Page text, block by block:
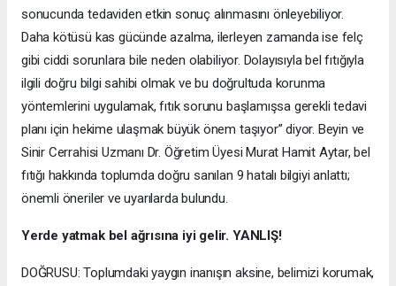
sonucunda tedaviden etkin sonuç alınmasını önleyebiliyor.
Daha kötüsü kas gücünde azalma, ilerleyen zamanda ise felç
gibi ciddi sorunlara bile neden olabiliyor. Dolayısıyla bel fıtığıyla
ilgili doğru bilgi sahibi olmak ve bu doğrultuda korunma
yöntemlerini uygulamak, fıtık sorunu başlamışsa gerekli tedavi
planı için hekime ulaşmak büyük önem taşıyor” diyor. Beyin ve
Sinir Cerrahisi Uzmanı Dr. Öğretim Üyesi Murat Hamit Aytar, bel
fıtığı hakkında toplumda doğru sanılan 9 hatalı bilgiyi anlattı;
önemli öneriler ve uyarılarda bulundu.
Yerde yatmak bel ağrısına iyi gelir. YANLIŞ!
DOĞRUSU: Toplumdaki yaygın inanışın aksine, belimizi korumak,